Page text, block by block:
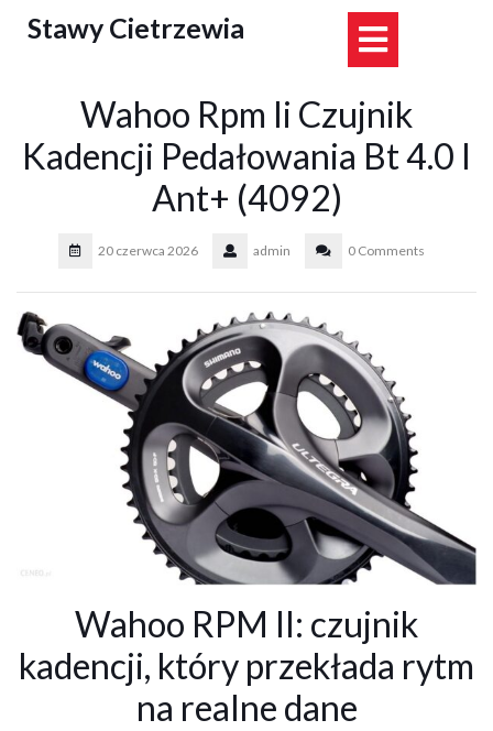
Stawy Cietrzewia
Wahoo Rpm Ii Czujnik
Kadencji Pedałowania Bt 4.0 I
Ant+ (4092)
20 czerwca 2026 admin 0 Comments
Wahoo RPM II: czujnik
kadencji, który przekłada rytm
na realne dane